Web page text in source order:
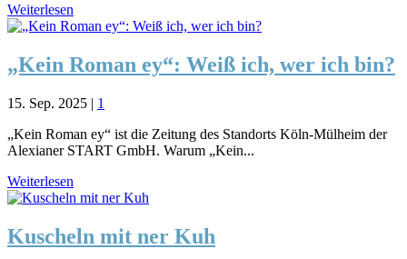
Weiterlesen
„Kein Roman ey“: Weiß ich, wer ich bin?
15. Sep. 2025 | 1
„Kein Roman ey“ ist die Zeitung des Standorts Köln-Mülheim der
Alexianer START GmbH. Warum „Kein...
Weiterlesen
Kuscheln mit ner Kuh